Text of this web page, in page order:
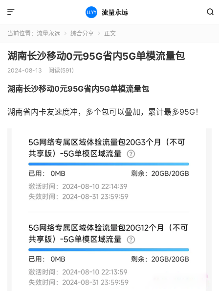


当前位置： 流量永远  综合分享  正文
湖南长沙移动0元95G省内5G单模流量包
2024-08-13 阅读(591)
湖南长沙移动0元95G省内5G单模流量包
湖南省内卡友速度冲，多个包可以叠加，累计最多95G！